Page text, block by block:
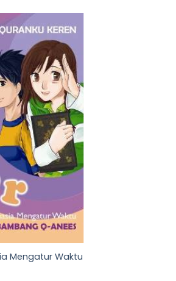
Mengatur Waktu